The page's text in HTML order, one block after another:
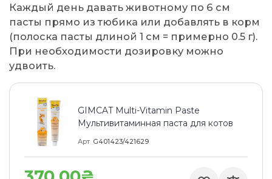
Каждый день давать животному по 6 см
пасты прямо из тюбика или добавлять в корм
(полоска пасты длиной 1 см = примерно 0.5 г).
При необходимости дозировку можно
удвоить.
GIMCAT Multi-Vitamin Paste
Мультивитаминная паста для котов
Арт G401423/421629